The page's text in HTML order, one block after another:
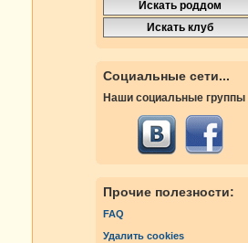
Социальные сети...
Наши социальные группы
Прочие полезности:
FAQ
Удалить cookies